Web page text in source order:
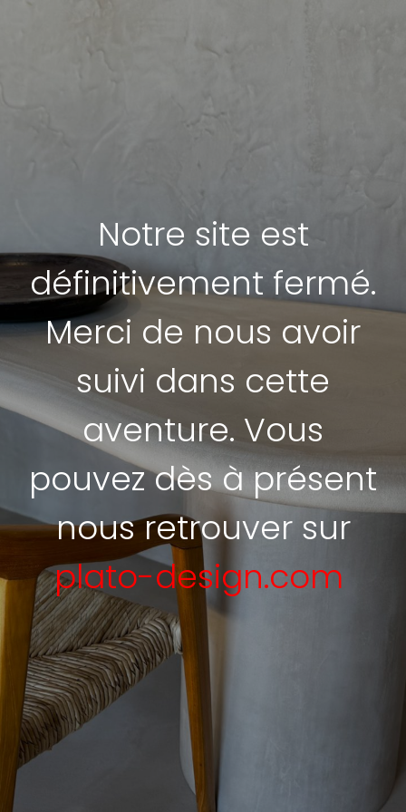
Notre site est
définitivement fermé.
Merci de nous avoir
suivi dans cette
aventure. Vous
pouvez dès à présent
nous retrouver sur
plato-design.com